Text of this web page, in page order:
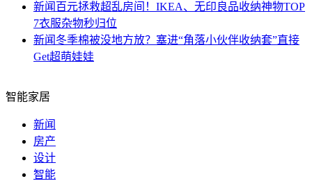
新闻 百元拯救超乱房间！IKEA、无印良品收纳神物TOP
7衣服杂物秒归位
新闻 冬季棉被没地方放？塞进“角落小伙伴收纳套”直接
Get超萌娃娃
智能家居
新闻
房产
设计
智能